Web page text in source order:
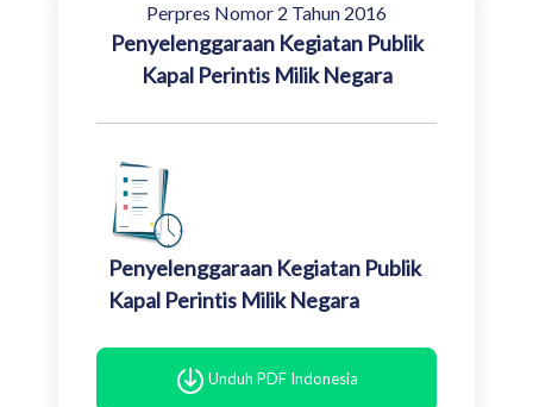
Perpres Nomor 2 Tahun 2016
Penyelenggaraan Kegiatan Publik
Kapal Perintis Milik Negara
Penyelenggaraan Kegiatan Publik
Kapal Perintis Milik Negara
Unduh PDF Indonesia